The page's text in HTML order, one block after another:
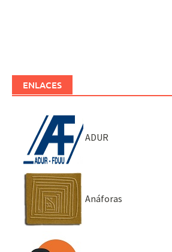
ENLACES
ADUR
Anáforas